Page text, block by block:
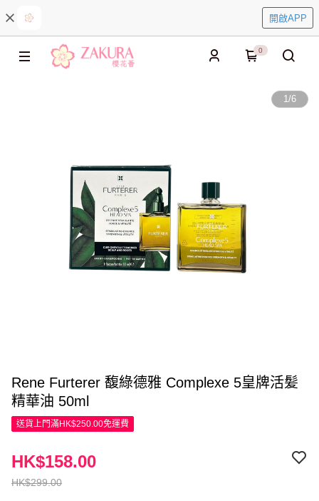
開啟APP
0
1/6
Rene Furterer 馥綠德雅 Complexe 5皇牌活髪
精華油 50ml
送貨上門滿HK$250.00免運費
HK$299.00
HK$158.00